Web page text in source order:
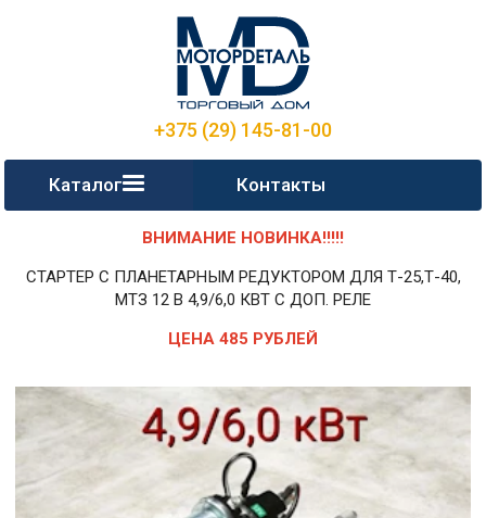
+375 (29) 145-81-00
Каталог Контакты
ВНИМАНИЕ НОВИНКА!!!!!
СТАРТЕР С ПЛАНЕТАРНЫМ РЕДУКТОРОМ ДЛЯ Т-25,Т-40,
МТЗ 12 В 4,9/6,0 КВТ С ДОП. РЕЛЕ
ЦЕНА 485 РУБЛЕЙ